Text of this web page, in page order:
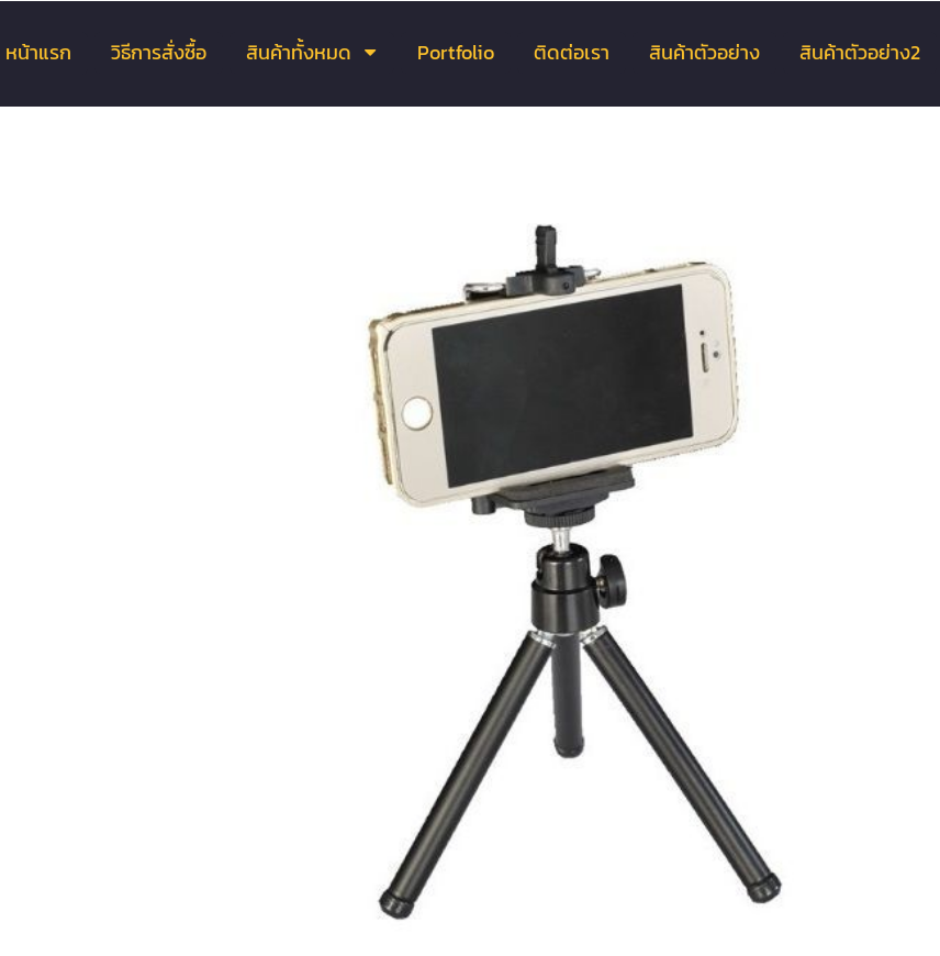
หน้าแรก วิธีการสั่งซื้อ สินค้าทั้งหมด Portfolio ติดต่อเรา สินค้าตัวอย่าง สินค้าตัวอย่าง2